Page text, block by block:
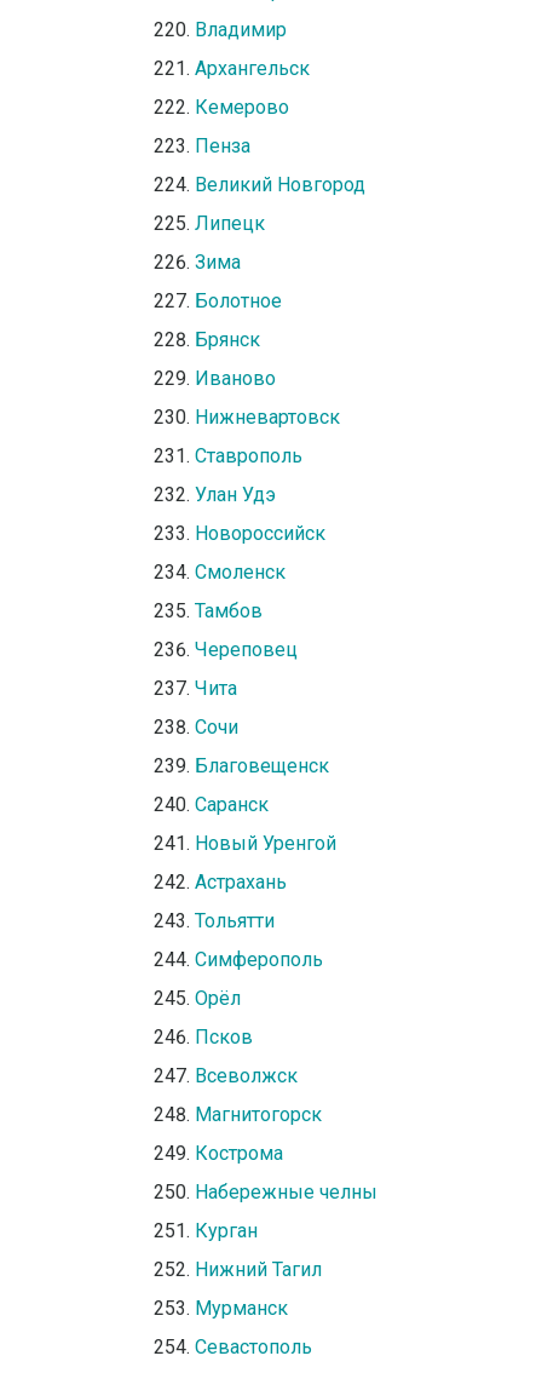
Владимир
Архангельск
Кемерово
Пенза
Великий Новгород
Липецк
Зима
Болотное
Брянск
Иваново
Нижневартовск
Ставрополь
Улан Удэ
Новороссийск
Смоленск
Тамбов
Череповец
Чита
Сочи
Благовещенск
Саранск
Новый Уренгой
Астрахань
Тольятти
Симферополь
Орёл
Псков
Всеволжск
Магнитогорск
Кострома
Набережные челны
Курган
Нижний Тагил
Мурманск
Севастополь